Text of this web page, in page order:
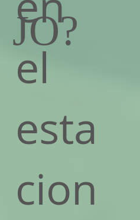
el
esta
cion
JO?